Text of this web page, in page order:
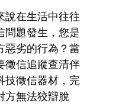
說在生活中往往
問題發生，您是
惡劣的行為？當
徵信追蹤查清伴
技徵信器材，完
方無法狡辯脫